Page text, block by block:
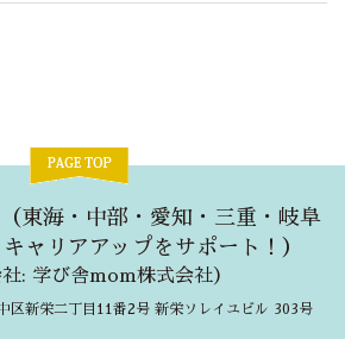
東海・中部・愛知・三重・岐阜
ャリアアップをサポート！）
: 学び舎mom株式会社）
新栄二丁目11番2号 新栄ソレイユビル 303号